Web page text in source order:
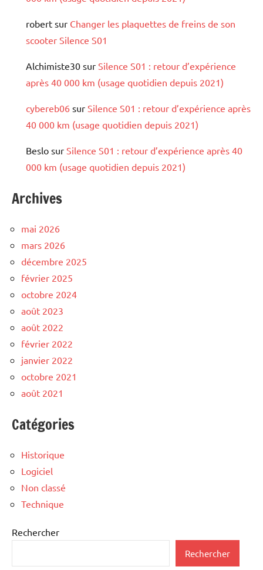
robert sur Changer les plaquettes de freins de son
scooter Silence S01
Alchimiste30 sur Silence S01 : retour d’expérience
après 40 000 km (usage quotidien depuis 2021)
cybereb06 sur Silence S01 : retour d’expérience après
40 000 km (usage quotidien depuis 2021)
Beslo sur Silence S01 : retour d’expérience après 40
000 km (usage quotidien depuis 2021)
Archives
mai 2026
mars 2026
décembre 2025
février 2025
octobre 2024
août 2023
août 2022
février 2022
janvier 2022
octobre 2021
août 2021
Catégories
Historique
Logiciel
Non classé
Technique
Rechercher
Rechercher